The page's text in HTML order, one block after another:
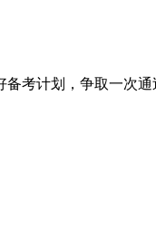
计划，争取一次通